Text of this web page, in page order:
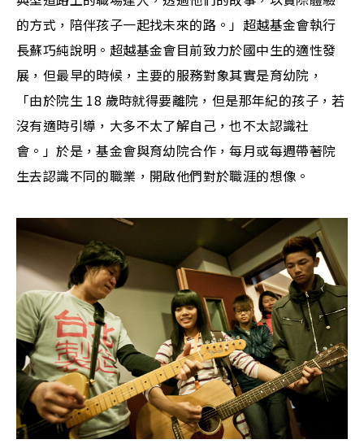
的方式，陪伴孩子一起找未來的路。」超越基金會執行
長蘇巧純說明。超越基金會目前致力於國中生的適性發
展，但最早的時候，主要的服務對象其實是育幼院，
「由於院生 18 歲時就得要離院，但是那年紀的孩子，若
沒有適時引導，大多不太了解自己，也不太認識社
會。」於是，基金會與育幼院合作，每月或每週帶著院
生去認識不同的職業，開啟他們對於職涯的想像。